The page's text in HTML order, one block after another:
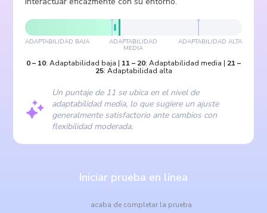
ADAPTABILIDAD BAJA ADAPTABILIDAD
MEDIA
ADAPTABILIDAD ALTA
0– 10: Adaptabilidad baja | 11 – 20: Adaptabilidad media | 21 –
25: Adaptabilidad alta
Un puntaje de 11 se ubica en el nivel de
adaptabilidad media, lo que sugiere un ajuste
generalmente satisfactorio ante cambios con
flexibilidad moderada.
Iniciar prueba en línea
acaba de completar la prueba